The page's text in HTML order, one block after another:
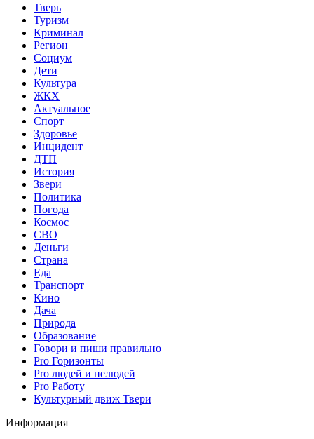
Тверь
Туризм
Криминал
Регион
Социум
Дети
Культура
ЖКХ
Актуальное
Спорт
Здоровье
Инцидент
ДТП
История
Звери
Политика
Погода
Космос
СВО
Деньги
Страна
Еда
Транспорт
Кино
Дача
Природа
Образование
Говори и пиши правильно
Pro Горизонты
Pro людей и нелюдей
Pro Работу
Культурный движ Твери
Информация